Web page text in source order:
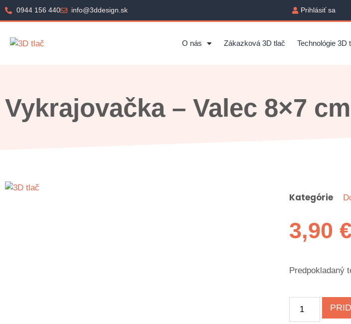
0944 156 440 info@3ddesign.sk Prihlásiť sa
O nás Zákazková 3D tlač Technológie 3D
Vykrajovačka – Valec 8×7 cm
Kategórie
3,90 €
Predpokladaný